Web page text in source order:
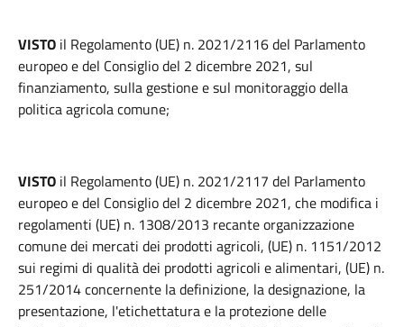
VISTO il Regolamento (UE) n. 2021/2116 del Parlamento
europeo e del Consiglio del 2 dicembre 2021, sul
finanziamento, sulla gestione e sul monitoraggio della
politica agricola comune;
VISTO il Regolamento (UE) n. 2021/2117 del Parlamento
europeo e del Consiglio del 2 dicembre 2021, che modifica i
regolamenti (UE) n. 1308/2013 recante organizzazione
comune dei mercati dei prodotti agricoli, (UE) n. 1151/2012
sui regimi di qualità dei prodotti agricoli e alimentari, (UE) n.
251/2014 concernente la definizione, la designazione, la
presentazione, l'etichettatura e la protezione delle